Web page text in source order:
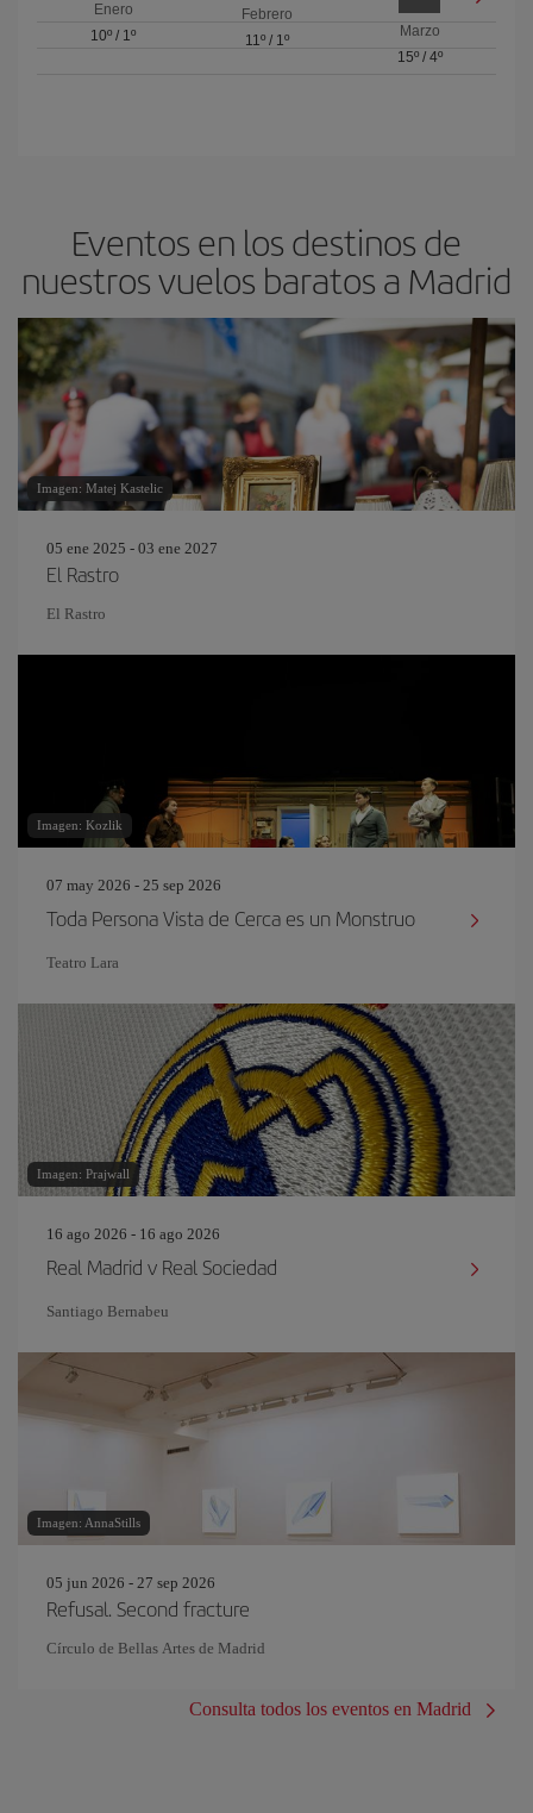
Enero
10º / 1º
Febrero
11º/ 1º
Marzo
15º/ 4º
Eventos en los destinos de
nuestros vuelos baratos a Madrid
Imagen: Matej Kastelic
05 ene 2025 - 03 ene 2027
El Rastro
El Rastro
Imagen: Kozlik
07 may 2026 - 25 sep 2026
Toda Persona Vista de Cerca es un Monstruo
Teatro Lara
Imagen: Prajwall
16 ago 2026 - 16 ago 2026
Real Madrid v Real Sociedad
Santiago Bernabeu
Imagen: AnnaStills
05 jun 2026 - 27 sep 2026
Refusal. Second fracture
Círculo de Bellas Artes de Madrid
Consulta todos los eventos en Madrid